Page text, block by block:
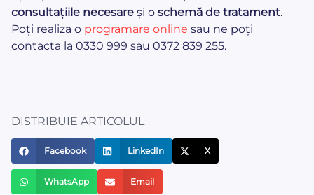
consultațiile necesare și o schemă de tratament.
Poți realiza o programare online sau ne poți
contacta la 0330 999 sau 0372 839 255.
DISTRIBUIE ARTICOLUL
Facebook LinkedIn X
WhatsApp Email